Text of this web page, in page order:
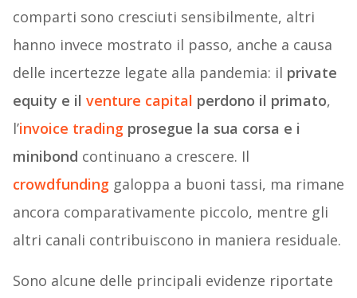
comparti sono cresciuti sensibilmente, altri
hanno invece mostrato il passo, anche a causa
delle incertezze legate alla pandemia: il private
equity e il venture capital perdono il primato,
l’invoice tradingprosegue la sua corsa e i
minibond continuano a crescere. Il
crowdfunding galoppa a buoni tassi, ma rimane
ancora comparativamente piccolo, mentre gli
altri canali contribuiscono in maniera residuale.
Sono alcune delle principali evidenze riportate